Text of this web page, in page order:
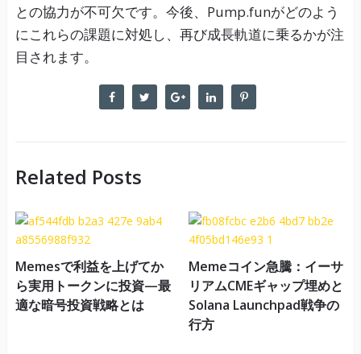
との協力が不可欠です。今後、Pump.funがどのよう
にこれらの課題に対処し、再び成長軌道に乗るかが注
目されます。
Related Posts
Memesで利益を上げてか
ら実用トークンに投資—最
適な暗号投資戦略とは
Memeコイン急騰：イーサ
リアムCMEギャップ埋めと
Solana Launchpad戦争の
行方